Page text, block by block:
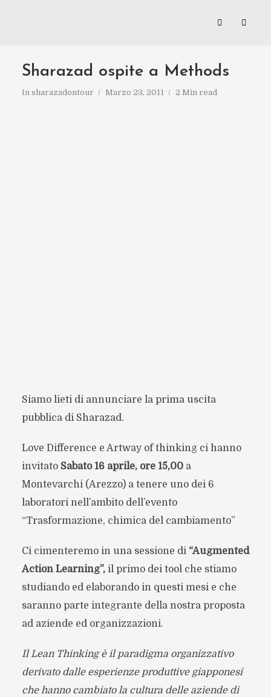
Sharazad ospite a Methods
In sharazadontour Marzo 23, 2011 2 Min read
Siamo lieti di annunciare la prima uscita
pubblica di Sharazad.
Love Difference e Artway of thinking ci hanno
invitato Sabato 16 aprile, ore 15,00 a
Montevarchi (Arezzo) a tenere uno dei 6
laboratori nell’ambito dell’evento
“Trasformazione, chimica del cambiamento”
Ci cimenteremo in una sessione di “Augmented
Action Learning”, il primo dei tool che stiamo
studiando ed elaborando in questi mesi e che
saranno parte integrante della nostra proposta
ad aziende ed organizzazioni.
Il Lean Thinking è il paradigma organizzativo
derivato dalle esperienze produttive giapponesi
che hanno cambiato la cultura delle aziende di